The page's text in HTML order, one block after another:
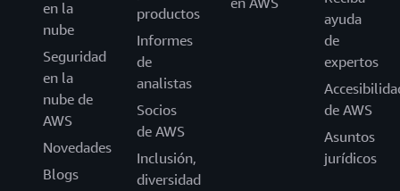
en la
nube
Seguridad
en la
nube de
AWS
Novedades
Blogs
productos
Informes
de
analistas
Socios
de AWS
Inclusión,
diversidad
ayuda
de
expertos
de AWS
Asuntos
jurídicos